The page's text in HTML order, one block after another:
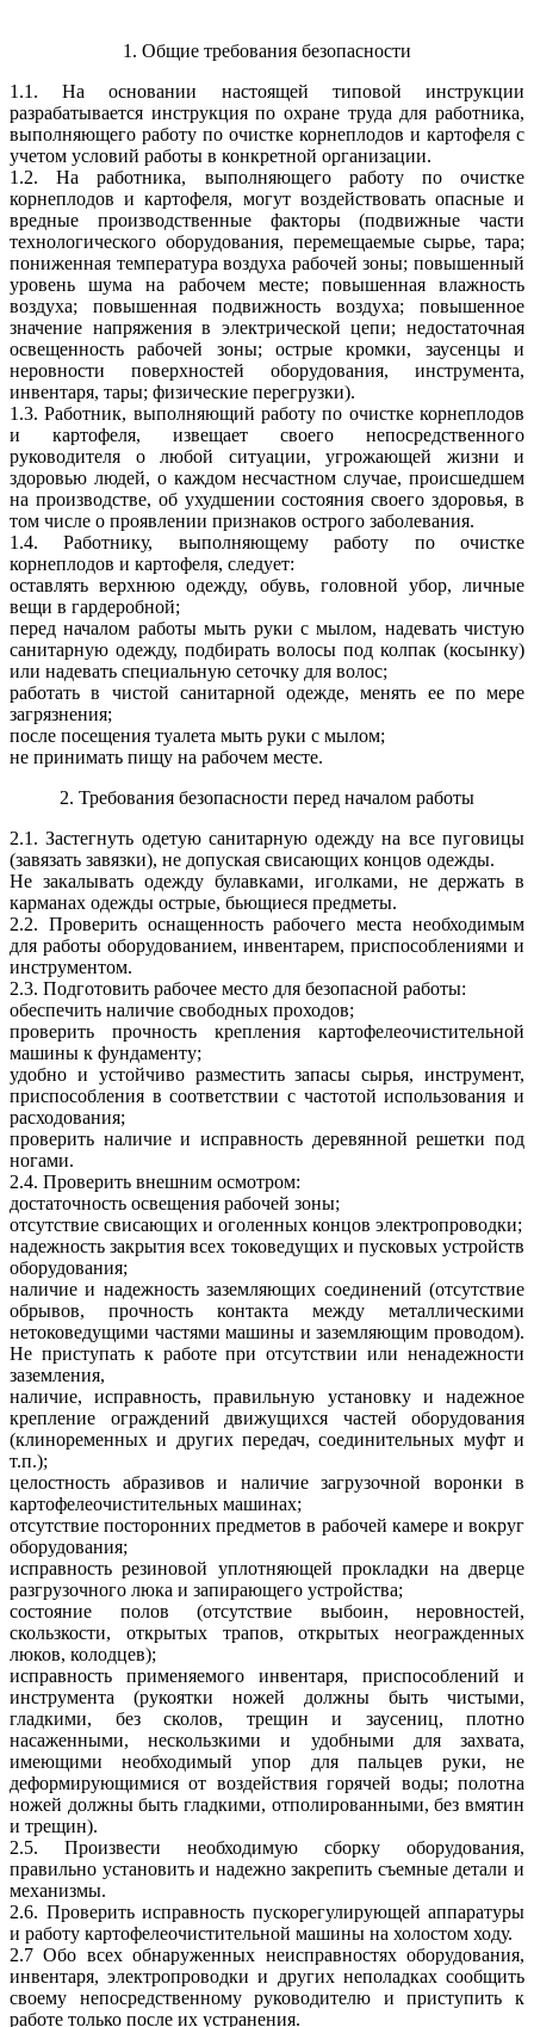
1. Общие требования безопасности
1.1. На основании настоящей типовой инструкции
разрабатывается инструкция по охране труда для работника,
выполняющего работу по очистке корнеплодов и картофеля с
учетом условий работы в конкретной организации.
1.2. На работника, выполняющего работу по очистке
корнеплодов и картофеля, могут воздействовать опасные и
вредные производственные факторы (подвижные части
технологического оборудования, перемещаемые сырье, тара;
пониженная температура воздуха рабочей зоны; повышенный
уровень шума на рабочем месте; повышенная влажность
воздуха; повышенная подвижность воздуха; повышенное
значение напряжения в электрической цепи; недостаточная
освещенность рабочей зоны; острые кромки, заусенцы и
неровности поверхностей оборудования, инструмента,
инвентаря, тары; физические перегрузки).
1.3. Работник, выполняющий работу по очистке корнеплодов
и картофеля, извещает своего непосредственного
руководителя о любой ситуации, угрожающей жизни и
здоровью людей, о каждом несчастном случае, происшедшем
на производстве, об ухудшении состояния своего здоровья, в
том числе о проявлении признаков острого заболевания.
1.4. Работнику, выполняющему работу по очистке
корнеплодов и картофеля, следует:
оставлять верхнюю одежду, обувь, головной убор, личные
вещи в гардеробной;
перед началом работы мыть руки с мылом, надевать чистую
санитарную одежду, подбирать волосы под колпак (косынку)
или надевать специальную сеточку для волос;
работать в чистой санитарной одежде, менять ее по мере
загрязнения;
после посещения туалета мыть руки с мылом;
не принимать пищу на рабочем месте.
2. Требования безопасности перед началом работы
2.1. Застегнуть одетую санитарную одежду на все пуговицы
(завязать завязки), не допуская свисающих концов одежды.
Не закалывать одежду булавками, иголками, не держать в
карманах одежды острые, бьющиеся предметы.
2.2. Проверить оснащенность рабочего места необходимым
для работы оборудованием, инвентарем, приспособлениями и
инструментом.
2.3. Подготовить рабочее место для безопасной работы:
обеспечить наличие свободных проходов;
проверить прочность крепления картофелеочистительной
машины к фундаменту;
удобно и устойчиво разместить запасы сырья, инструмент,
приспособления в соответствии с частотой использования и
расходования;
проверить наличие и исправность деревянной решетки под
ногами.
2.4. Проверить внешним осмотром:
достаточность освещения рабочей зоны;
отсутствие свисающих и оголенных концов электропроводки;
надежность закрытия всех токоведущих и пусковых устройств
оборудования;
наличие и надежность заземляющих соединений (отсутствие
обрывов, прочность контакта между металлическими
нетоковедущими частями машины и заземляющим проводом).
Не приступать к работе при отсутствии или ненадежности
заземления,
наличие, исправность, правильную установку и надежное
крепление ограждений движущихся частей оборудования
(клиноременных и других передач, соединительных муфт и
т.п.);
целостность абразивов и наличие загрузочной воронки в
картофелеочистительных машинах;
отсутствие посторонних предметов в рабочей камере и вокруг
оборудования;
исправность резиновой уплотняющей прокладки на дверце
разгрузочного люка и запирающего устройства;
состояние полов (отсутствие выбоин, неровностей,
скользкости, открытых трапов, открытых неогражденных
люков, колодцев);
исправность применяемого инвентаря, приспособлений и
инструмента (рукоятки ножей должны быть чистыми,
гладкими, без сколов, трещин и заусениц, плотно
насаженными, нескользкими и удобными для захвата,
имеющими необходимый упор для пальцев руки, не
деформирующимися от воздействия горячей воды; полотна
ножей должны быть гладкими, отполированными, без вмятин
и трещин).
2.5. Произвести необходимую сборку оборудования,
правильно установить и надежно закрепить съемные детали и
механизмы.
2.6. Проверить исправность пускорегулирующей аппаратуры
и работу картофелеочистительной машины на холостом ходу.
2.7 Обо всех обнаруженных неисправностях оборудования,
инвентаря, электропроводки и других неполадках сообщить
своему непосредственному руководителю и приступить к
работе только после их устранения.